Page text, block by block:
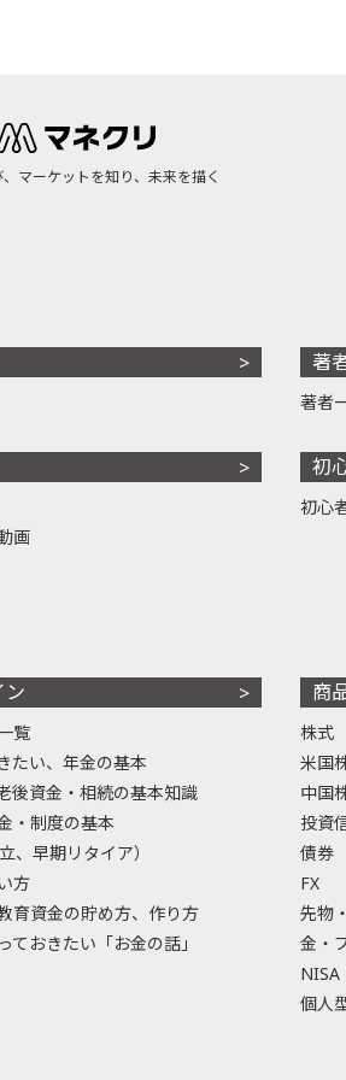
マーケットを知り、未来を描く
画
著
著者
初
初心
ン
覧
たい、年金の基本
後資金・相続の基本知識
・制度の基本
、早期リタイア）
方
育資金の貯め方、作り方
ておきたい「お金の話」
商
株式
米国
中国
投資
債券
FX
先物
金・
NISA
個人